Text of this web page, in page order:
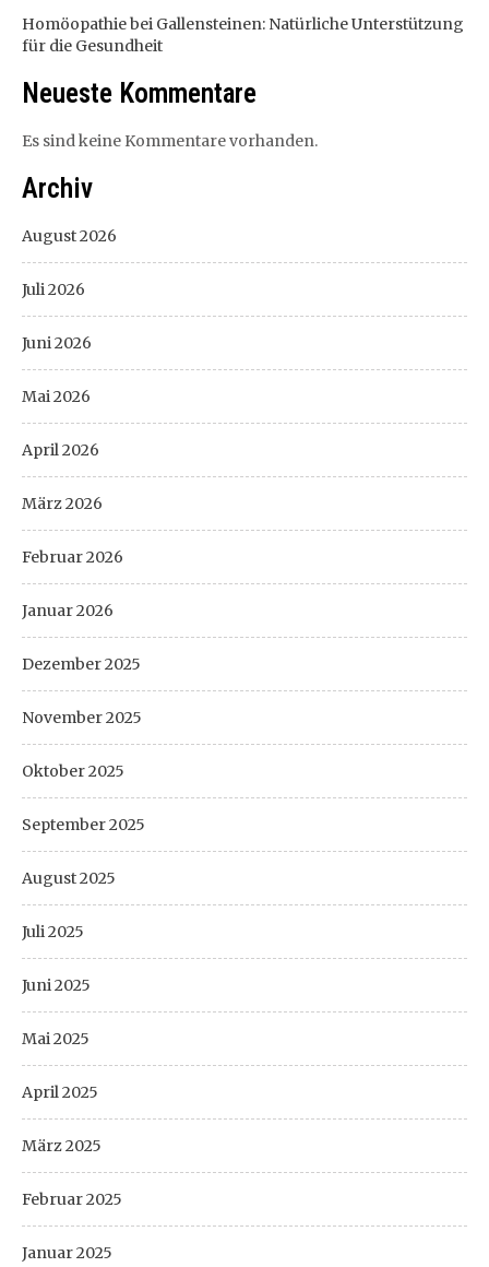
Homöopathie bei Gallensteinen: Natürliche Unterstützung
für die Gesundheit
Neueste Kommentare
Es sind keine Kommentare vorhanden.
Archiv
August 2026
Juli 2026
Juni 2026
Mai 2026
April 2026
März 2026
Februar 2026
Januar 2026
Dezember 2025
November 2025
Oktober 2025
September 2025
August 2025
Juli 2025
Juni 2025
Mai 2025
April 2025
März 2025
Februar 2025
Januar 2025